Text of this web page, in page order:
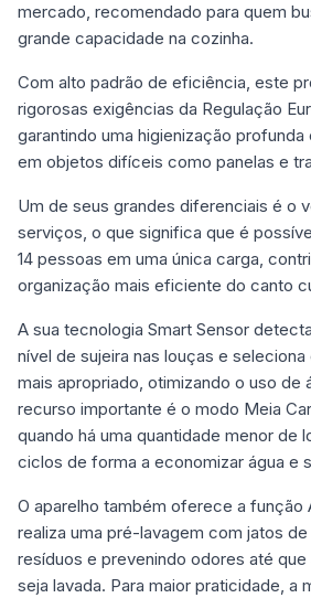
mercado, recomendado para quem
grande capacidade na cozinha.
Com alto padrão de eficiência, este
rigorosas exigências da Regulação
garantindo uma higienização
em objetos difíceis como panelas e
Um de seus grandes diferenciais é o
serviços, o que significa que é
14 pessoas em uma única carga,
organização mais eficiente do canto
A sua tecnologia Smart Sensor
nível de sujeira nas louças e
mais apropriado, otimizando o uso de
recurso importante é o modo Meia
quando há uma quantidade menor de
ciclos de forma a economizar água e
O aparelho também oferece a função
realiza uma pré-lavagem com jatos
resíduos e prevenindo odores até
seja lavada. Para maior praticidade, a